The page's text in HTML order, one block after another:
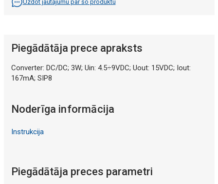
Uzdot jautājumu par šo produktu
Piegādātāja prece apraksts
Converter: DC/DC; 3W; Uin: 4.5÷9VDC; Uout: 15VDC; Iout:
167mA; SIP8
Noderīga informācija
Instrukcija
Piegādātāja preces parametri